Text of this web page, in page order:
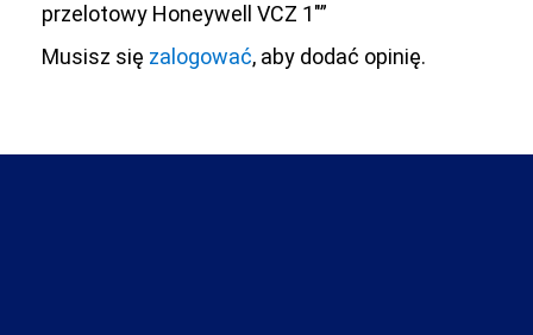
przelotowy Honeywell VCZ 1″”
Musisz się zalogować, aby dodać opinię.